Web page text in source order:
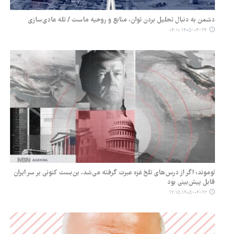
دشمن به دنبال تحلیل بردن توان، منابع و روحیه ماست / تله عادی‌سازی
۱۴۰۵-۰۴-۲۴ ۰۴:۱۰
لوموند: اگر از درس‌های تلخ غزه عبرت گرفته می‌شد، بن‌بست کنونی بر سر ایران
قابل پیش‌بینی بود
۱۴۰۵-۰۴-۲۲ ۱۲:۱۵